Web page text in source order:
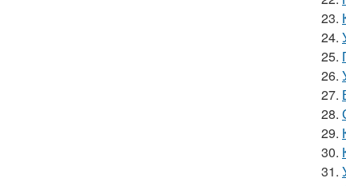
23.
24.
25.
26.
27.
28.
29.
30.
31.